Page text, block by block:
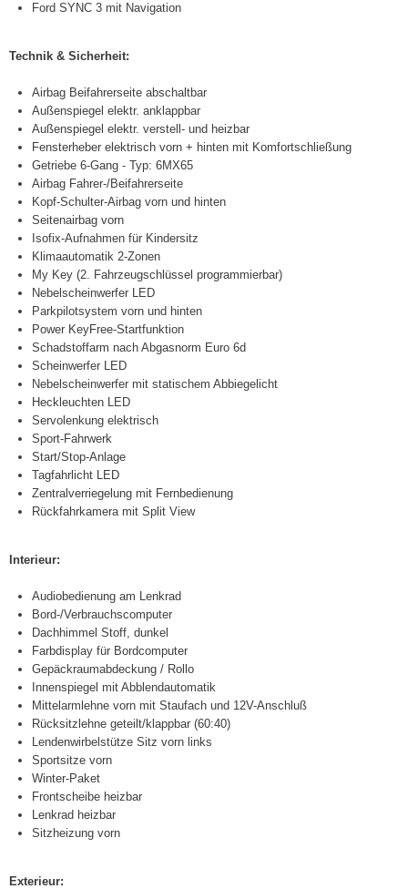
Ford SYNC 3 mit Navigation
Technik & Sicherheit:
Airbag Beifahrerseite abschaltbar
Außenspiegel elektr. anklappbar
Außenspiegel elektr. verstell- und heizbar
Fensterheber elektrisch vorn + hinten mit Komfortschließung
Getriebe 6-Gang - Typ: 6MX65
Airbag Fahrer-/Beifahrerseite
Kopf-Schulter-Airbag vorn und hinten
Seitenairbag vorn
Isofix-Aufnahmen für Kindersitz
Klimaautomatik 2-Zonen
My Key (2. Fahrzeugschlüssel programmierbar)
Nebelscheinwerfer LED
Parkpilotsystem vorn und hinten
Power KeyFree-Startfunktion
Schadstoffarm nach Abgasnorm Euro 6d
Scheinwerfer LED
Nebelscheinwerfer mit statischem Abbiegelicht
Heckleuchten LED
Servolenkung elektrisch
Sport-Fahrwerk
Start/Stop-Anlage
Tagfahrlicht LED
Zentralverriegelung mit Fernbedienung
Rückfahrkamera mit Split View
Interieur:
Audiobedienung am Lenkrad
Bord-/Verbrauchscomputer
Dachhimmel Stoff, dunkel
Farbdisplay für Bordcomputer
Gepäckraumabdeckung / Rollo
Innenspiegel mit Abblendautomatik
Mittelarmlehne vorn mit Staufach und 12V-Anschluß
Rücksitzlehne geteilt/klappbar (60:40)
Lendenwirbelstütze Sitz vorn links
Sportsitze vorn
Winter-Paket
Frontscheibe heizbar
Lenkrad heizbar
Sitzheizung vorn
Exterieur: